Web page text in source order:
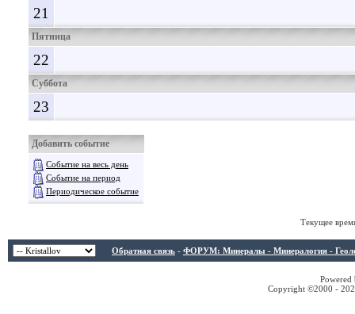
21
Пятница
22
Суббота
23
Добавить событие
Событие на весь день
Событие на период
Периодическое событие
Текущее
Обратная связь - ФОРУМ: Минералы - Минералогия -
Copyright ©2000 -